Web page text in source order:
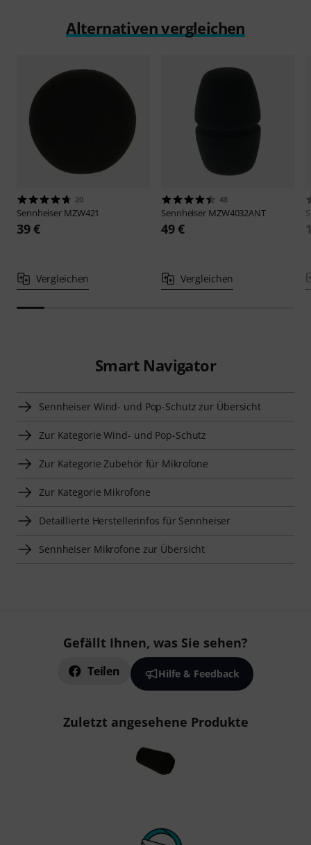
Alternativen vergleichen
20
Sennheiser MZW421
39 €
Vergleichen
48
Sennheiser MZW4032ANT
49 €
Vergleichen
Smart Navigator
Sennheiser Wind- und Pop-Schutz zur Übersicht
Zur Kategorie Wind- und Pop-Schutz
Zur Kategorie Zubehör für Mikrofone
Zur Kategorie Mikrofone
Detaillierte Herstellerinfos für Sennheiser
Sennheiser Mikrofone zur Übersicht
Gefällt Ihnen, was Sie sehen?
Teilen Hilfe & Feedback
Zuletzt angesehene Produkte